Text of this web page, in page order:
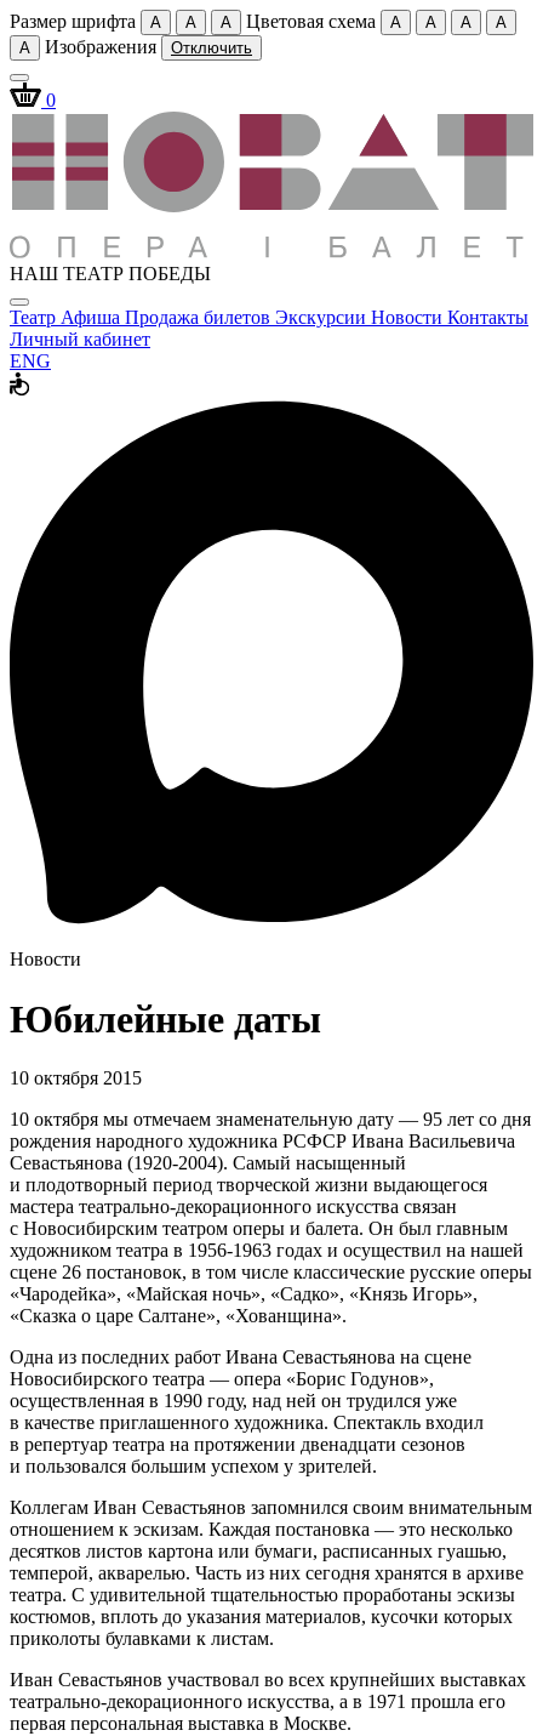
Размер шрифта A A A Цветовая схема A A A
A
A
Изображения Отключить
0
НАШ ТЕАТР ПОБЕДЫ
Театр Афиша Продажа билетов Экскурсии Новости Контакты
Личный кабинет
ENG
Новости
Юбилейные даты
10 октября 2015
10 октября мы отмечаем знаменательную дату — 95 лет со дня
рождения народного художника РСФСР Ивана Васильевича
Севастьянова (1920-2004). Самый насыщенный
и плодотворный период творческой жизни выдающегося
мастера театрально-декорационного искусства связан
с Новосибирским театром оперы и балета. Он был главным
художником театра в 1956-1963 годах и осуществил на нашей
сцене 26 постановок, в том числе классические русские оперы
«Чародейка», «Майская ночь», «Садко», «Князь Игорь»,
«Сказка о царе Салтане», «Хованщина».
Одна из последних работ Ивана Севастьянова на сцене
Новосибирского театра — опера «Борис Годунов»,
осуществленная в 1990 году, над ней он трудился уже
в качестве приглашенного художника. Спектакль входил
в репертуар театра на протяжении двенадцати сезонов
и пользовался большим успехом у зрителей.
Коллегам Иван Севастьянов запомнился своим внимательным
отношением к эскизам. Каждая постановка — это несколько
десятков листов картона или бумаги, расписанных гуашью,
темперой, акварелью. Часть из них сегодня хранятся в архиве
театра. С удивительной тщательностью проработаны эскизы
костюмов, вплоть до указания материалов, кусочки которых
приколоты булавками к листам.
Иван Севастьянов участвовал во всех крупнейших выставках
театрально-декорационного искусства, а в 1971 прошла его
первая персональная выставка в Москве.